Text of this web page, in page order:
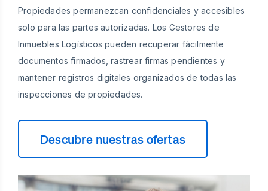
Propiedades permanezcan confidenciales y accesibles
solo para las partes autorizadas. Los Gestores de
Inmuebles Logísticos pueden recuperar fácilmente
documentos firmados, rastrear firmas pendientes y
mantener registros digitales organizados de todas las
inspecciones de propiedades.
Descubre nuestras ofertas